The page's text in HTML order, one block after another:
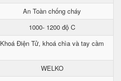
An Toàn chống cháy
1000- 1200 độ C
Khoá Điện Tử, khoá chìa và tay cầm
WELKO